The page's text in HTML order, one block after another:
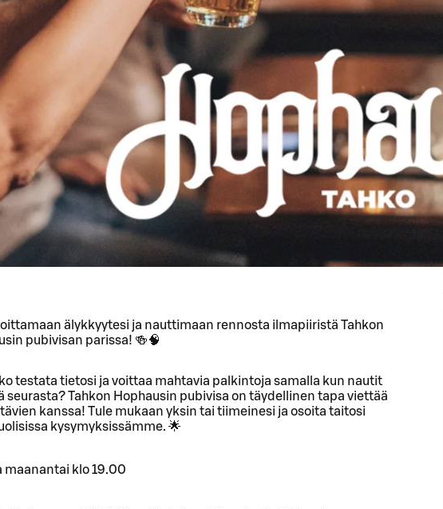
älykkyytesi ja nauttimaan rennosta ilmapiiristä Tahkon
pubivisan parissa! 🍻🧠
testata tietosi ja voittaa mahtavia palkintoja samalla kun nautit
seurasta? Tahkon Hophausin pubivisa on täydellinen tapa viettää
kanssa! Tule mukaan yksin tai tiimeinesi ja osoita taitosi
kysymyksissämme. 🌟
maanantai klo 19.00